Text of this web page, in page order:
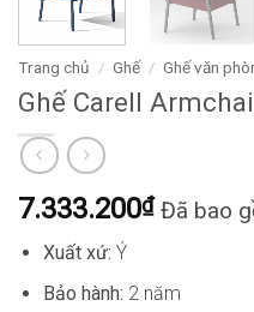
Trang chủ / Ghế / Ghế văn
Ghế Carell
7.333.200₫ Đã bao
Xuất xứ: Ý
Bảo hành: 2 năm